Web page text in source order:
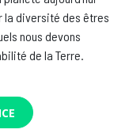
la diversité des êtres
nous devons
de la Terre.